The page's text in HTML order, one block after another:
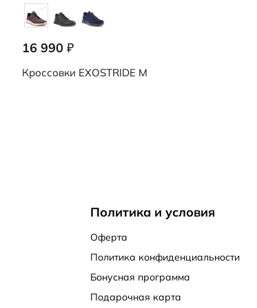
16 990 ₽
Кроссовки EXOSTRIDE M
Политика и условия
Оферта
Политика конфиденциальности
Бонусная программа
Подарочная карта